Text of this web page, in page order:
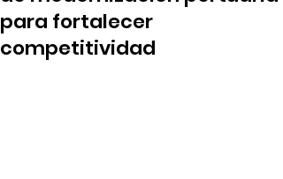
para fortalecer
competitividad